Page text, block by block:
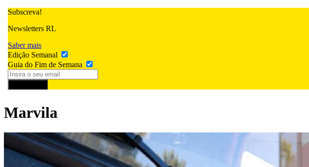
Subscreva!
Newsletters RL
Saber mais
Edição Semanal
Guia do Fim de Semana
Marvila